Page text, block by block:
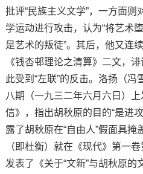
批评“民族主义文学”，一方面则
学运动进行攻击，认为“将艺术
是艺术的叛徒”。其后，他又连
《钱杏邨理论之清算》二文，
此受到“左联”的反击。洛扬（
八期（一九三二年六月六日）
信》，指出胡秋原的目的“是进
露了胡秋原在“自由人”假面具
（即杜衡）就在《现代》第一
发表了《关于“文新”与胡秋原的